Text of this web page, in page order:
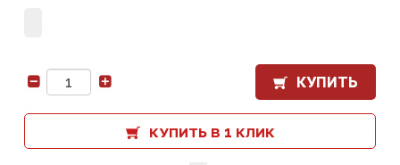
КУПИТЬ
КУПИТЬ В 1 КЛИК